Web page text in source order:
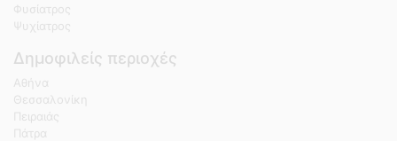
Φυσίατρος
Ψυχίατρος
Δημοφιλείς περιοχές
Αθήνα
Θεσσαλονίκη
Πειραιάς
Πάτρα